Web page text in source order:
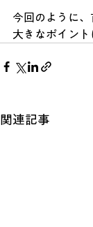
今回のように
大きなポイント
関連記事